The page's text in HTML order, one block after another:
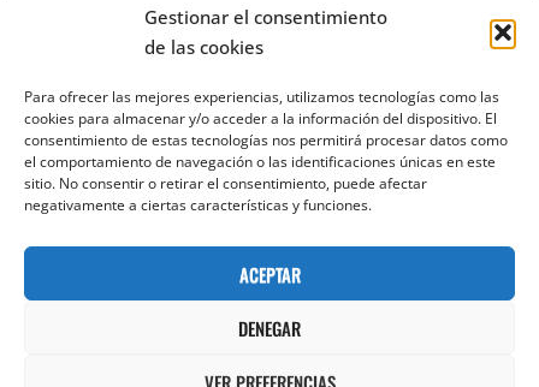
Gestionar el consentimiento
de las cookies
Para ofrecer las mejores experiencias, utilizamos tecnologías como las
cookies para almacenar y/o acceder a la información del dispositivo. El
consentimiento de estas tecnologías nos permitirá procesar datos como
el comportamiento de navegación o las identificaciones únicas en este
sitio. No consentir o retirar el consentimiento, puede afectar
negativamente a ciertas características y funciones.
ACEPTAR
DENEGAR
VER PREFERENCIAS
Seguir en Facebook e Instagram
Categorías